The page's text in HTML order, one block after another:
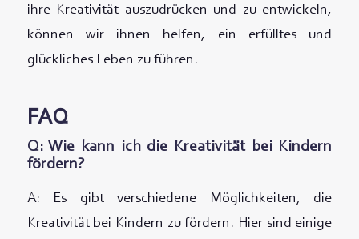
ihre Kreativität auszudrücken und zu entwickeln,
können wir ihnen helfen, ein erfülltes und
glückliches Leben zu führen.
FAQ
Q: Wie kann ich die Kreativität bei Kindern
fördern?
A: Es gibt verschiedene Möglichkeiten, die
Kreativität bei Kindern zu fördern. Hier sind einige